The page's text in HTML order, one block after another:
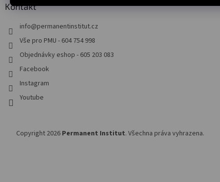
Kontakt
info@permanentinstitut.cz
Vše pro PMU - 604 754 998
Objednávky eshop - 605 203 083
Facebook
Instagram
Youtube
Copyright 2026 Permanent Institut. Všechna práva vyhrazena.